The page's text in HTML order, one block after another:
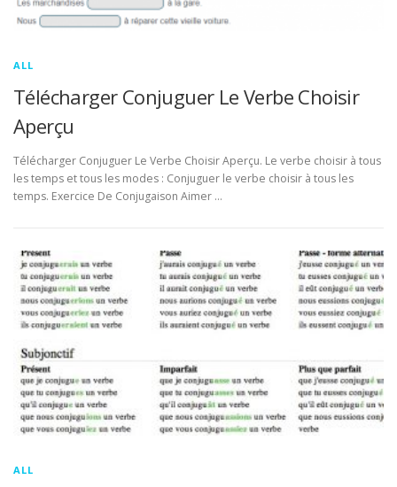
ALL
Télécharger Conjuguer Le Verbe Choisir
Aperçu
Télécharger Conjuguer Le Verbe Choisir Aperçu. Le verbe choisir à tous
les temps et tous les modes : Conjuguer le verbe choisir à tous les
temps. Exercice De Conjugaison Aimer …
ALL